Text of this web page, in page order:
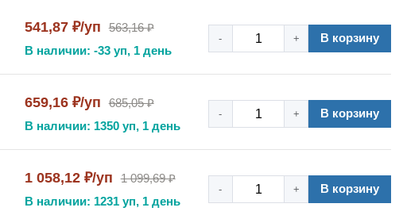
541,87 ₽/уп
563,16 ₽
В наличии: -33 уп, 1 день
- + В корзину
659,16 ₽/уп
685,05 ₽
В наличии: 1350 уп, 1 день
- + В корзину
1 058,12 ₽/уп
1 099,69 ₽
В наличии: 1231 уп, 1 день
- + В корзину